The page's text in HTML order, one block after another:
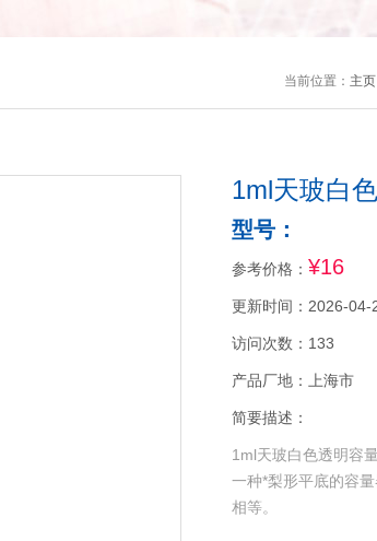
当前位置： 主页
1ml天玻白
型号：
参考价格： ¥16
更新时间：2026-04-
访问次数：133
产品厂地：上海市
简要描述：
1ml天玻白色透明容
一种*梨形平底的容
相等。